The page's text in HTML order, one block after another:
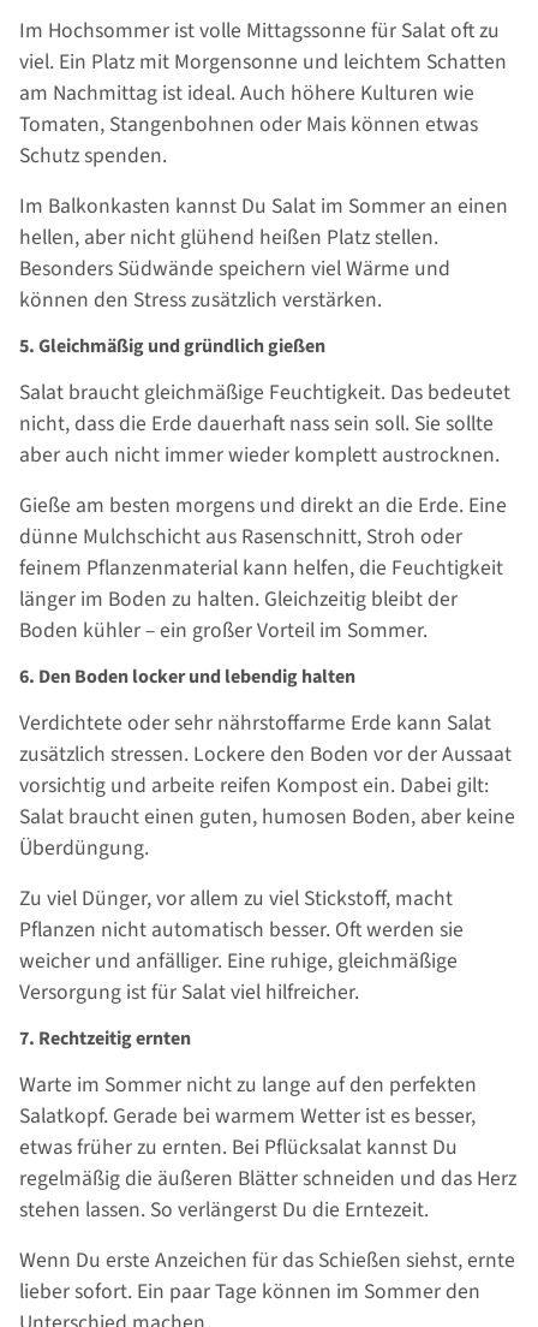
Im Hochsommer ist volle Mittagssonne für Salat oft zu
viel. Ein Platz mit Morgensonne und leichtem Schatten
am Nachmittag ist ideal. Auch höhere Kulturen wie
Tomaten, Stangenbohnen oder Mais können etwas
Schutz spenden.
Im Balkonkasten kannst Du Salat im Sommer an einen
hellen, aber nicht glühend heißen Platz stellen.
Besonders Südwände speichern viel Wärme und
können den Stress zusätzlich verstärken.
5. Gleichmäßig und gründlich gießen
Salat braucht gleichmäßige Feuchtigkeit. Das bedeutet
nicht, dass die Erde dauerhaft nass sein soll. Sie sollte
aber auch nicht immer wieder komplett austrocknen.
Gieße am besten morgens und direkt an die Erde. Eine
dünne Mulchschicht aus Rasenschnitt, Stroh oder
feinem Pflanzenmaterial kann helfen, die Feuchtigkeit
länger im Boden zu halten. Gleichzeitig bleibt der
Boden kühler – ein großer Vorteil im Sommer.
6. Den Boden locker und lebendig halten
Verdichtete oder sehr nährstoffarme Erde kann Salat
zusätzlich stressen. Lockere den Boden vor der Aussaat
vorsichtig und arbeite reifen Kompost ein. Dabei gilt:
Salat braucht einen guten, humosen Boden, aber keine
Überdüngung.
Zu viel Dünger, vor allem zu viel Stickstoff, macht
Pflanzen nicht automatisch besser. Oft werden sie
weicher und anfälliger. Eine ruhige, gleichmäßige
Versorgung ist für Salat viel hilfreicher.
7. Rechtzeitig ernten
Warte im Sommer nicht zu lange auf den perfekten
Salatkopf. Gerade bei warmem Wetter ist es besser,
etwas früher zu ernten. Bei Pflücksalat kannst Du
regelmäßig die äußeren Blätter schneiden und das Herz
stehen lassen. So verlängerst Du die Erntezeit.
Wenn Du erste Anzeichen für das Schießen siehst, ernte
lieber sofort. Ein paar Tage können im Sommer den